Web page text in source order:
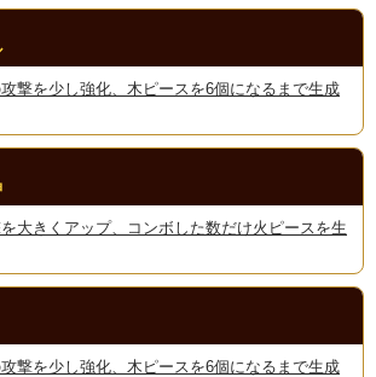
撃を少し強化、木ピースを6個になるまで生成
大きくアップ、コンボした数だけ火ピースを生
撃を少し強化、木ピースを6個になるまで生成